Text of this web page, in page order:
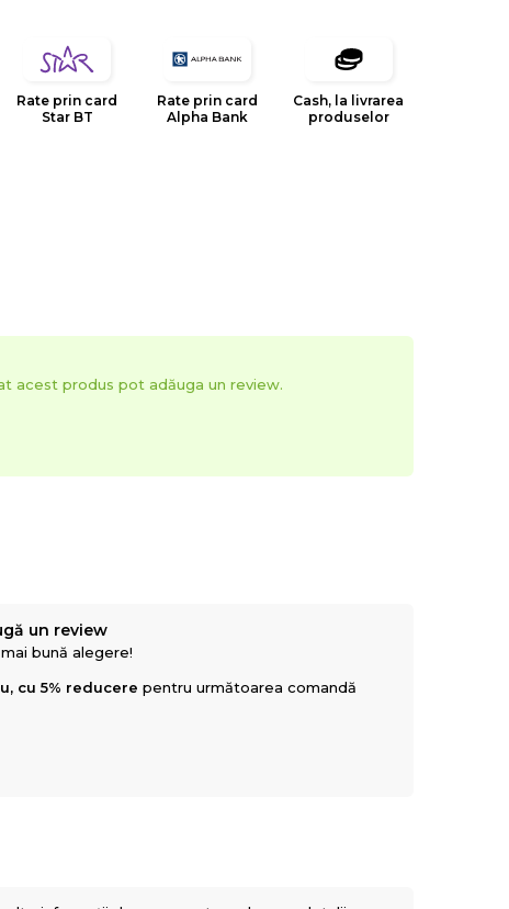
in comparatie cu realitatea, datorita limitarilor
in domeniul tesaturilor decorative, tapiteriilor si
designul, inovatia si calitatea sunt valorile care
de la infiintarea sa.
Rate prin card
Star BT
Rate prin card
Alpha Bank
Cash, la livrarea
produselor
acest produs pot adăuga un review.
un review
bună alegere!
cu 5% reducere pentru următoarea comandă